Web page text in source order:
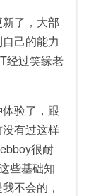
了，大部
己的能力
经过笑缘老
验了，跟
有过这样
很耐
些基础知
不会的，